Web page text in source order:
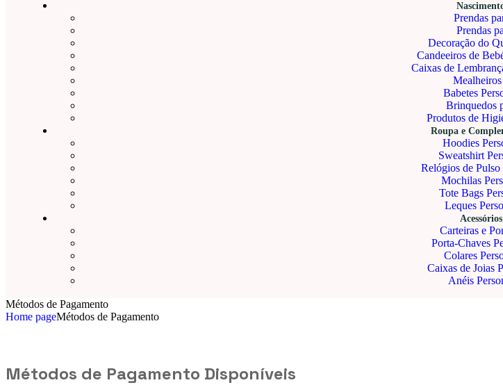
Prendas
Prendas
Decoração do
Candeeiros de
Caixas de
Babetes
Brinquedos
Produtos de
Roupa e
Hoodies
Sweatshirt
Relógios de Pulso
Mochilas
Tote Bags
Leques
Acessórios
Carteiras e
Porta-Chaves
Colares
Caixas de Joias
Anéis
Métodos de Pagamento
Home pageMétodos de Pagamento
Métodos de Pagamento Disponíveis